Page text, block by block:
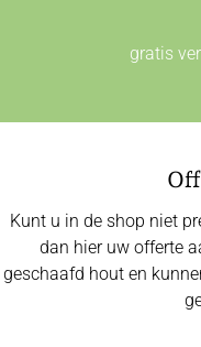
gratis
Kunt u in de shop niet
dan hier uw offerte
geschaafd hout en